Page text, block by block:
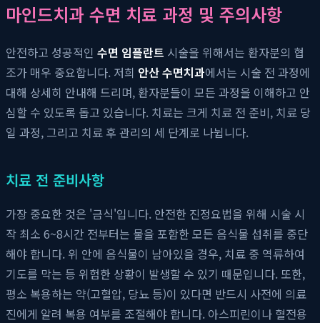
마인드치과 수면 치료 과정 및 주의사항
안전하고 성공적인 수면 임플란트 시술을 위해서는 환자분의 협
조가 매우 중요합니다. 저희 안산 수면치과에서는 시술 전 과정에
대해 상세히 안내해 드리며, 환자분들이 모든 과정을 이해하고 안
심할 수 있도록 돕고 있습니다. 치료는 크게 치료 전 준비, 치료 당
일 과정, 그리고 치료 후 관리의 세 단계로 나뉩니다.
치료 전 준비사항
가장 중요한 것은 '금식'입니다. 안전한 진정요법을 위해 시술 시
작 최소 6~8시간 전부터는 물을 포함한 모든 음식물 섭취를 중단
해야 합니다. 위 안에 음식물이 남아있을 경우, 치료 중 역류하여
기도를 막는 등 위험한 상황이 발생할 수 있기 때문입니다. 또한,
평소 복용하는 약(고혈압, 당뇨 등)이 있다면 반드시 사전에 의료
진에게 알려 복용 여부를 조절해야 합니다. 아스피린이나 혈전용